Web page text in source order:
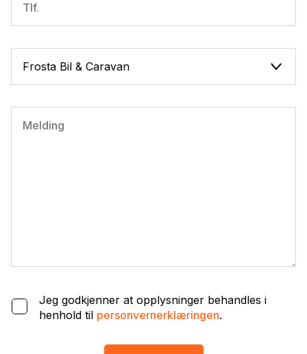
Jeg godkjenner at opplysninger behandles i
henhold til personvernerklæringen.